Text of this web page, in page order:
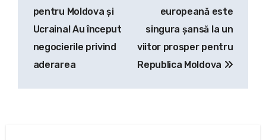
articole
pentru Moldova și
Ucraina! Au început
negocierile privind
aderarea
europeană este
singura şansă la un
viitor prosper pentru
Republica Moldova